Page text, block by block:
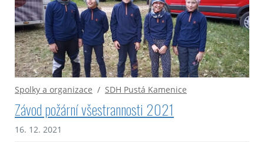
Spolky a organizace / SDH Pustá Kamenice
Závod požární všestrannosti 2021
16. 12. 2021